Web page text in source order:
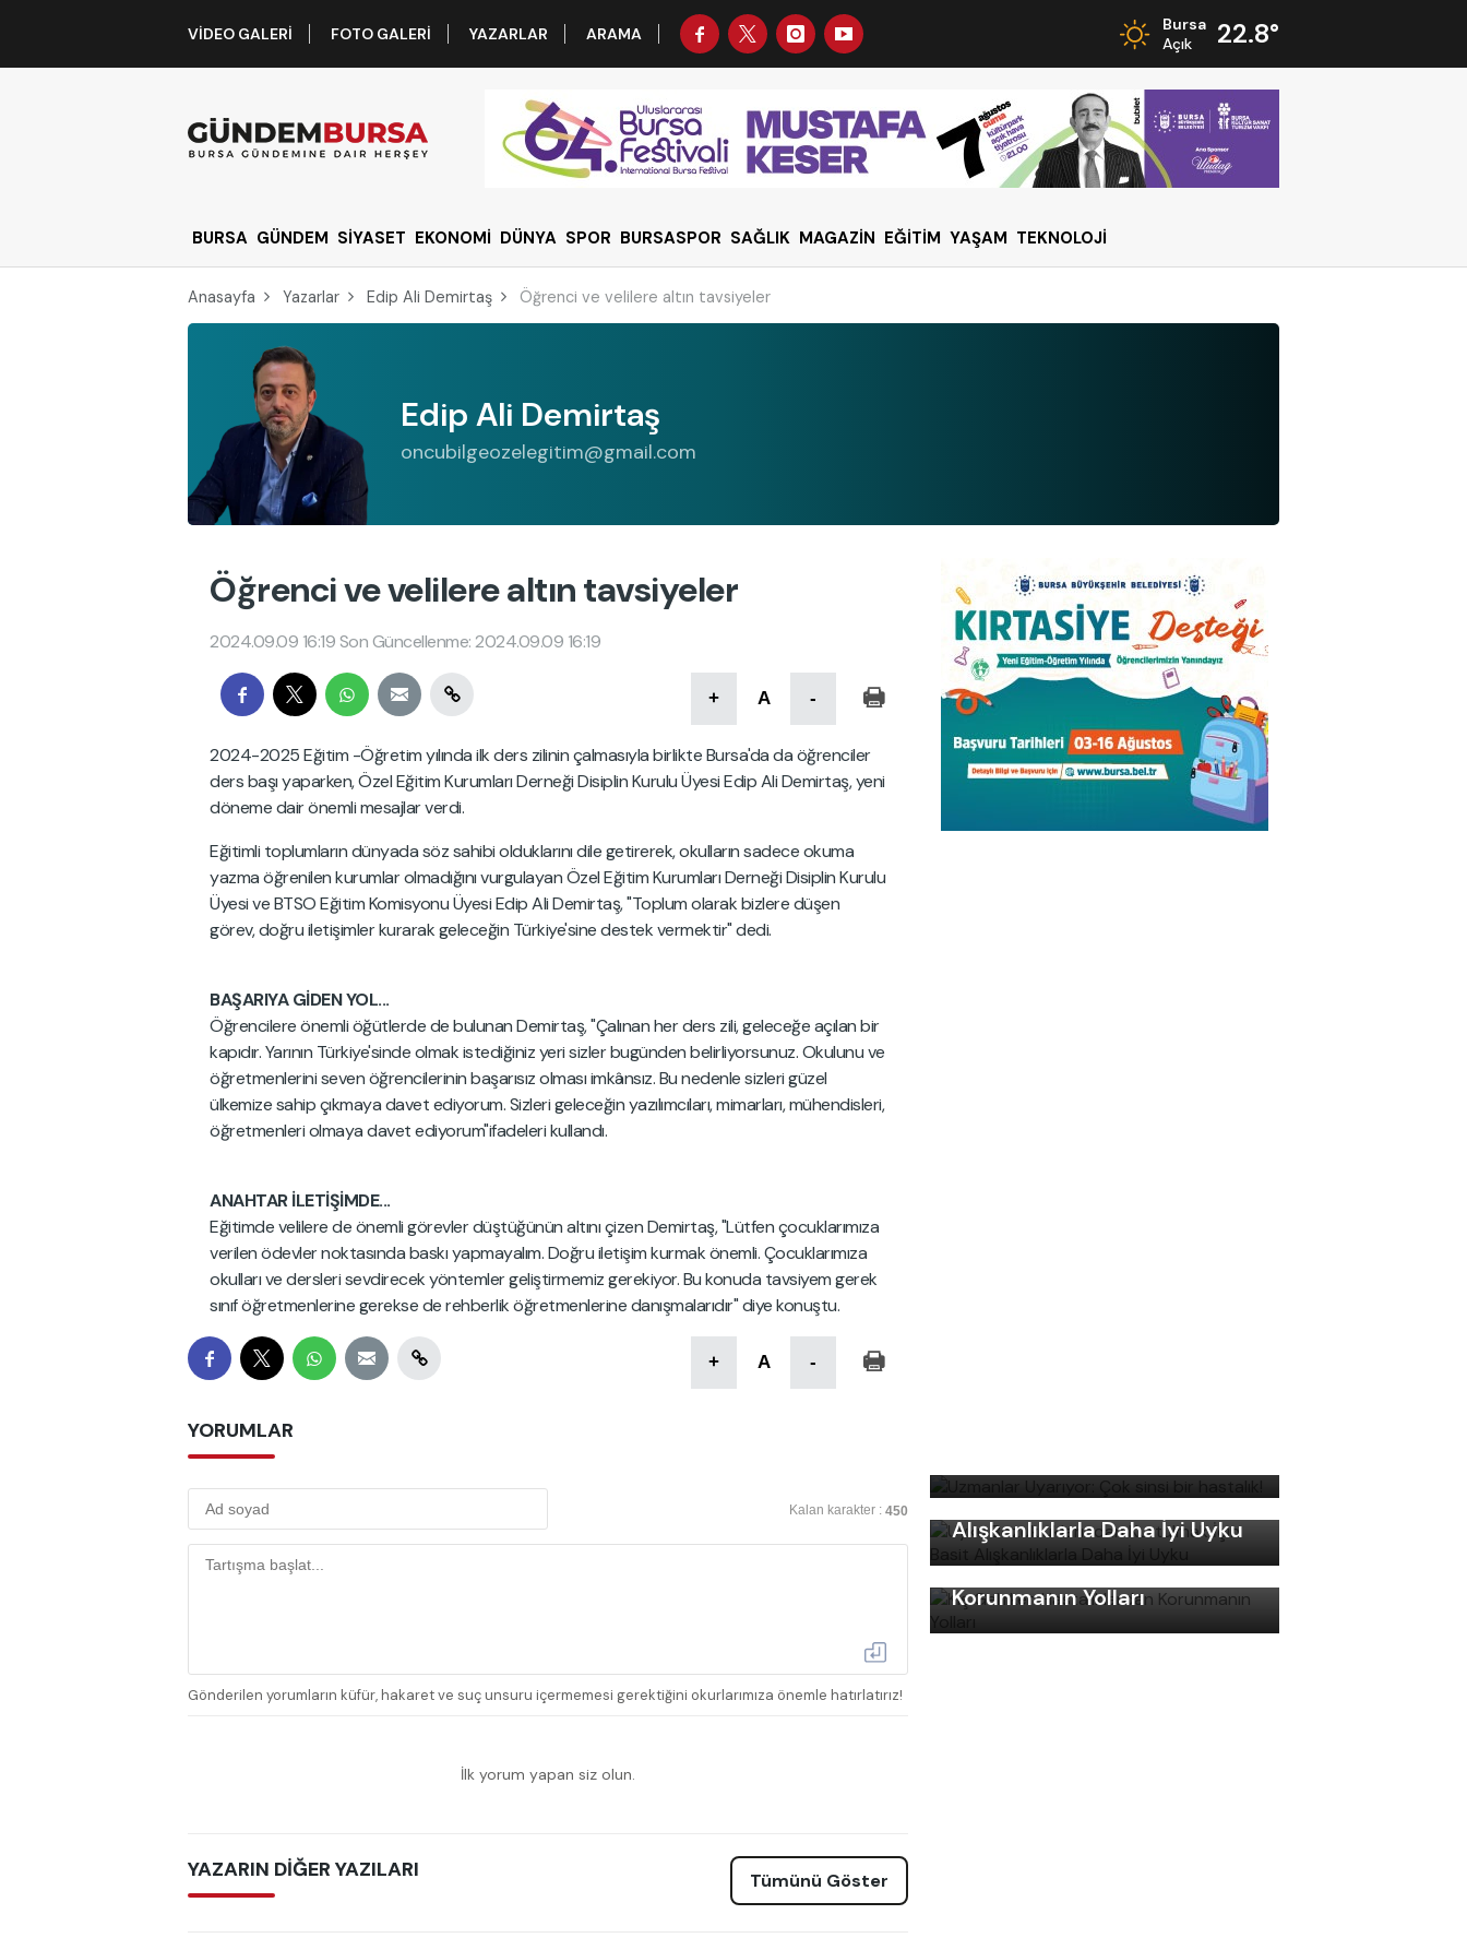
VIDEO GALERI FOTO GALERI YAZARLAR ARAMA
Bursa
Açık
22.8°
BURSA GÜNDEM SİYASET EKONOMİ DÜNYA SPOR BURSASPOR SAĞLIK MAGAZİN EĞİTİM YAŞAM TEKNOLOJİ
Anasayfa Yazarlar Edip Ali Demirtaş Öğrenci ve velilere altın tavsiyeler
Edip Ali Demirtaş
oncubilgeozelegitim@gmail.com
Öğrenci ve velilere altın tavsiyeler
2024.09.09 16:19 Son Güncellenme: 2024.09.09 16:19
+ A -
2024-2025 Eğitim -Öğretim yılında ilk ders zilinin çalmasıyla birlikte Bursa'da da öğrenciler
ders başı yaparken, Özel Eğitim Kurumları Derneği Disiplin Kurulu Üyesi Edip Ali Demirtaş, yeni
döneme dair önemli mesajlar verdi.
Eğitimli toplumların dünyada söz sahibi olduklarını dile getirerek, okulların sadece okuma
yazma öğrenilen kurumlar olmadığını vurgulayan Özel Eğitim Kurumları Derneği Disiplin Kurulu
Üyesi ve BTSO Eğitim Komisyonu Üyesi Edip Ali Demirtaş, "Toplum olarak bizlere düşen
görev, doğru iletişimler kurarak geleceğin Türkiye'sine destek vermektir" dedi.
BAŞARIYA GİDEN YOL...
Öğrencilere önemli öğütlerde de bulunan Demirtaş, "Çalınan her ders zili, geleceğe açılan bir
kapıdır. Yarının Türkiye'sinde olmak istediğiniz yeri sizler bugünden belirliyorsunuz. Okulunu ve
öğretmenlerini seven öğrencilerinin başarısız olması imkânsız. Bu nedenle sizleri güzel
ülkemize sahip çıkmaya davet ediyorum. Sizleri geleceğin yazılımcıları, mimarları, mühendisleri,
öğretmenleri olmaya davet ediyorum"ifadeleri kullandı.
ANAHTAR İLETİŞİMDE...
Eğitimde velilere de önemli görevler düştüğünün altını çizen Demirtaş, "Lütfen çocuklarımıza
verilen ödevler noktasında baskı yapmayalım. Doğru iletişim kurmak önemli. Çocuklarımıza
okulları ve dersleri sevdirecek yöntemler geliştirmemiz gerekiyor. Bu konuda tavsiyem gerek
sınıf öğretmenlerine gerekse de rehberlik öğretmenlerine danışmalarıdır" diye konuştu.
+ A -
YORUMLAR
Kalan karakter : 450
Gönderilen yorumların küfür, hakaret ve suç unsuru içermemesi gerektiğini okurlarımıza önemle hatırlatırız!
İlk yorum yapan siz olun.
YAZARIN DİĞER YAZILARI Tümünü Göster
Uyku Bozukluklarından
Kurtulmak İçin Basit
Alışkanlıklarla Daha İyi Uyku
Kış Gelirken Hastalıklardan
Korunmanın Yolları